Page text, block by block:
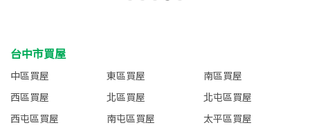
台中市買屋
中區買屋 東區買屋
南區買屋
西區買屋
北區買屋
北屯區買屋
西屯區買屋
南屯區買屋
太平區買屋